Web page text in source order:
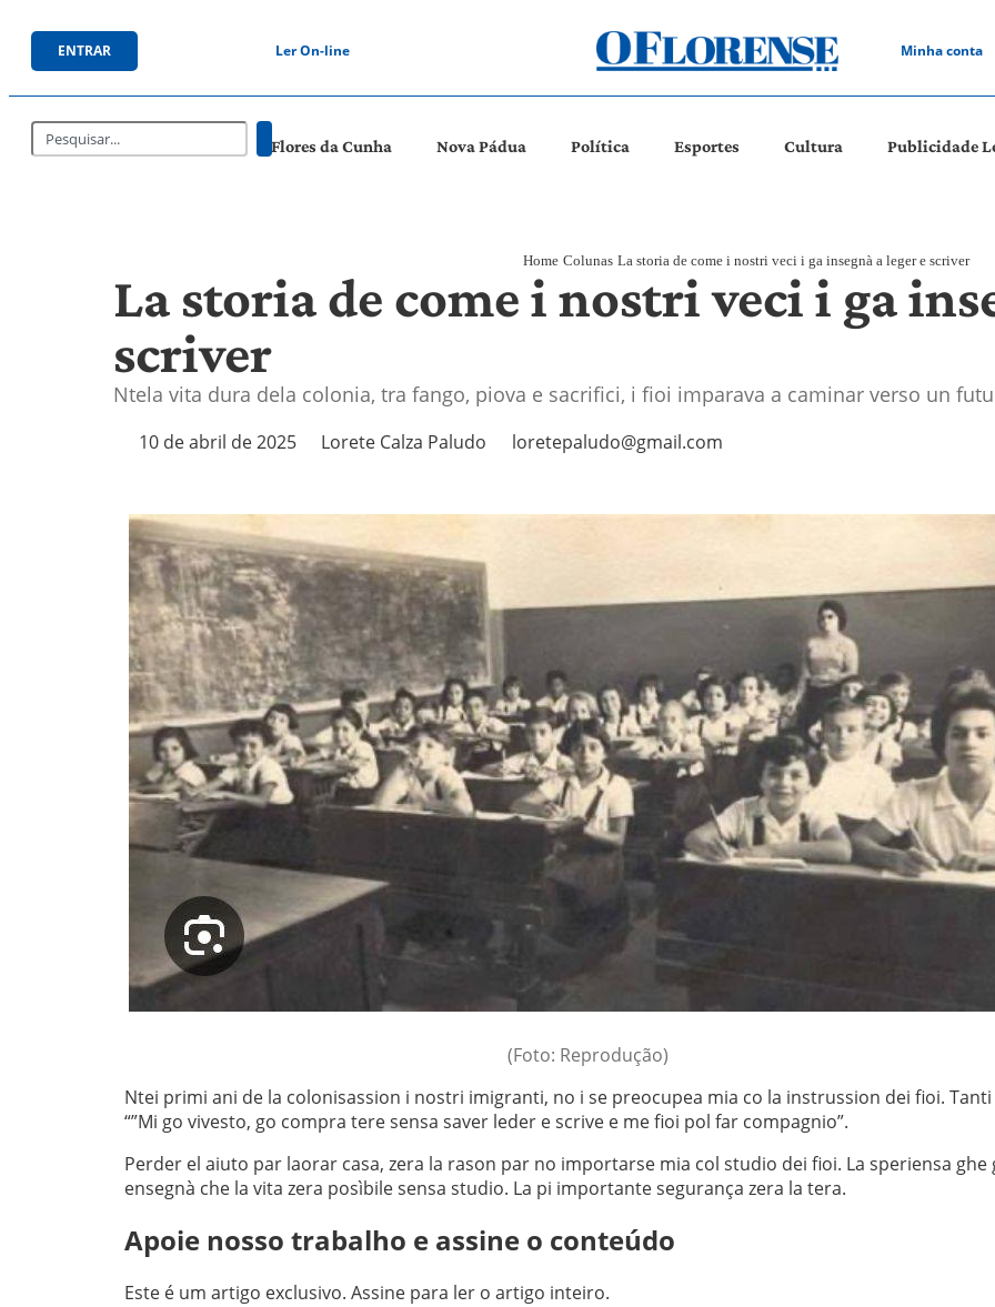
ENTRAR Ler On-line Minha conta
Flores da Cunha Nova Pádua Política Esportes Cultura Publicidade
Home Colunas La storia de come i nostri veci i ga insegnà a leger e scriver
La storia de come i nostri veci i ga
scriver
Ntela vita dura dela colonia, tra fango, piova e sacrifici, i fioi imparava a caminar verso un
10 de abril de 2025 Lorete Calza Paludo loretepaludo@gmail.com
(Foto: Reprodução)
Ntei primi ani de la colonisassion i nostri imigranti, no i se preocupea mia co la instrussion dei fioi. Tanti
“”Mi go vivesto, go compra tere sensa saver leder e scrive e me fioi pol far compagnio”.
Perder el aiuto par laorar casa, zera la rason par no importarse mia col studio dei fioi. La speriensa ghe
ensegnà che la vita zera posìbile sensa studio. La pi importante segurança zera la tera.
Apoie nosso trabalho e assine o conteúdo
Este é um artigo exclusivo. Assine para ler o artigo inteiro.